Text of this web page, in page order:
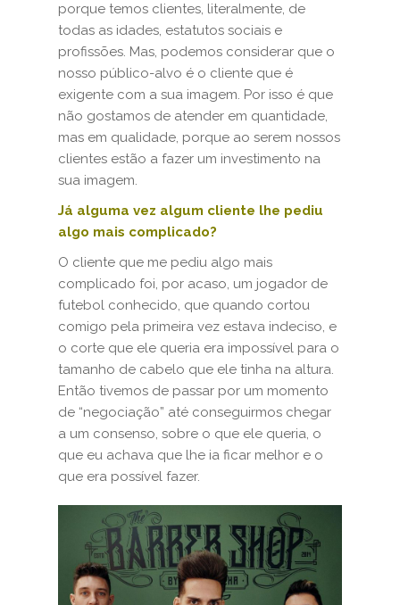
porque temos clientes, literalmente, de
todas as idades, estatutos sociais e
profissões. Mas, podemos considerar que o
nosso público-alvo é o cliente que é
exigente com a sua imagem. Por isso é que
não gostamos de atender em quantidade,
mas em qualidade, porque ao serem nossos
clientes estão a fazer um investimento na
sua imagem.
Já alguma vez algum cliente lhe pediu
algo mais complicado?
O cliente que me pediu algo mais
complicado foi, por acaso, um jogador de
futebol conhecido, que quando cortou
comigo pela primeira vez estava indeciso, e
o corte que ele queria era impossível para o
tamanho de cabelo que ele tinha na altura.
Então tivemos de passar por um momento
de “negociação” até conseguirmos chegar
a um consenso, sobre o que ele queria, o
que eu achava que lhe ia ficar melhor e o
que era possível fazer.